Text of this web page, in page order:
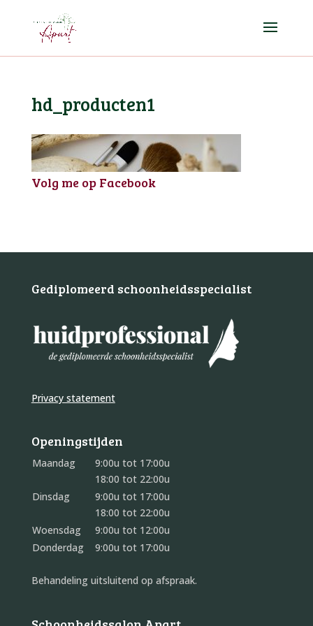
hd_producten1
Volg me op Facebook
Gediplomeerd schoonheidsspecialist
Privacy statement
Openingstijden
Maandag
9:00u tot 17:00u
18:00 tot 22:00u
Dinsdag
9:00u tot 17:00u
18:00 tot 22:00u
Woensdag
9:00u tot 12:00u
Donderdag
9:00u tot 17:00u
Behandeling uitsluitend op afspraak.